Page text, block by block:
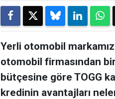
Yerli otomobil
otomobil firmasından
bütçesine göre TOGG
kredinin avantajları